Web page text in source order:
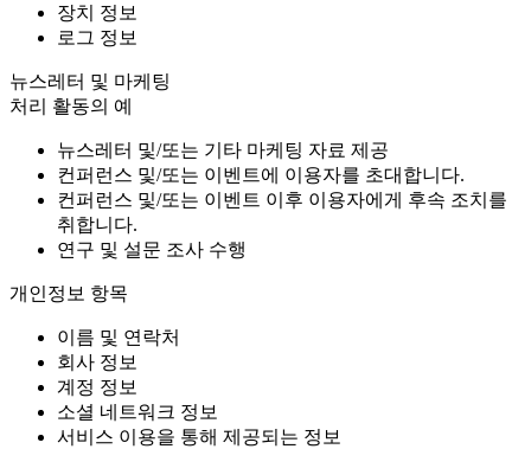
장치 정보
로그 정보
뉴스레터 및 마케팅
처리 활동의 예
뉴스레터 및/또는 기타 마케팅 자료 제공
컨퍼런스 및/또는 이벤트에 이용자를 초대합니다.
컨퍼런스 및/또는 이벤트 이후 이용자에게 후속 조치를
취합니다.
연구 및 설문 조사 수행
개인정보 항목
이름 및 연락처
회사 정보
계정 정보
소셜 네트워크 정보
서비스 이용을 통해 제공되는 정보